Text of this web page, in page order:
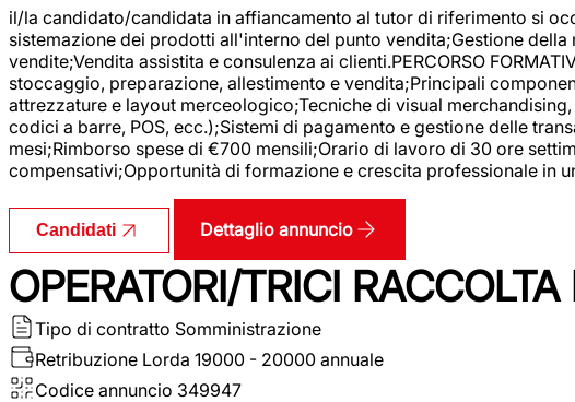
il/la candidato/candidata in affiancamento al tutor di riferimento si
sistemazione dei prodotti all'interno del punto vendita;Gestione
vendite;Vendita assistita e consulenza ai clienti.PERCORSO
stoccaggio, preparazione, allestimento e vendita;Principali
attrezzature e layout merceologico;Tecniche di visual
codici a barre, POS, ecc.);Sistemi di pagamento e gestione delle
mesi;Rimborso spese di €700 mensili;Orario di lavoro di 30 ore
compensativi;Opportunità di formazione e crescita professionale in
Candidati Dettaglio annuncio
OPERATORI/TRICI RACCOLTA
Tipo di contratto Somministrazione
Retribuzione Lorda 19000 - 20000 annuale
Codice annuncio 349947